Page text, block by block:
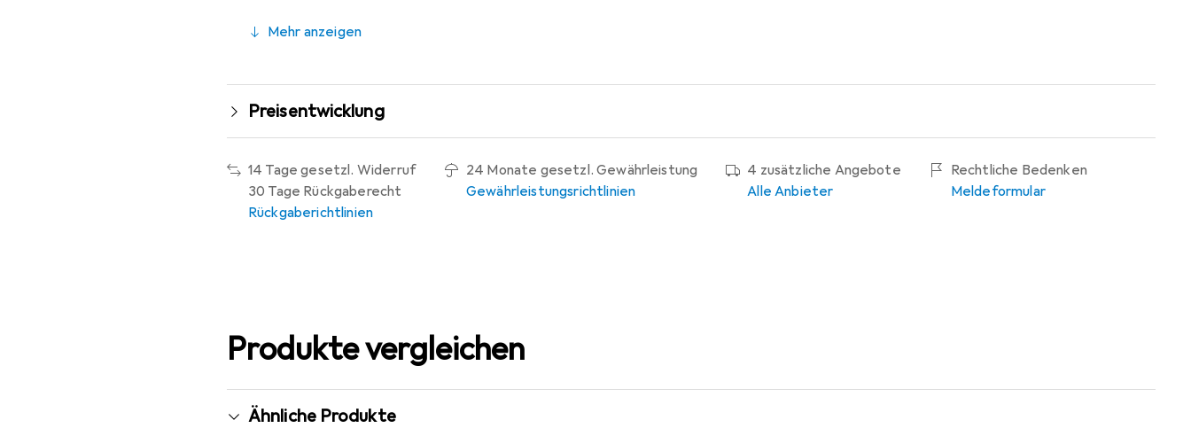
Mehr anzeigen
Preisentwicklung
14 Tage gesetzl. Widerruf
30 Tage Rückgaberecht
Rückgaberichtlinien
24 Monate gesetzl. Gewährleistung
Gewährleistungsrichtlinien
4 zusätzliche Angebote
Alle Anbieter
Rechtliche Bedenken
Meldeformular
Produkte vergleichen
Ähnliche Produkte